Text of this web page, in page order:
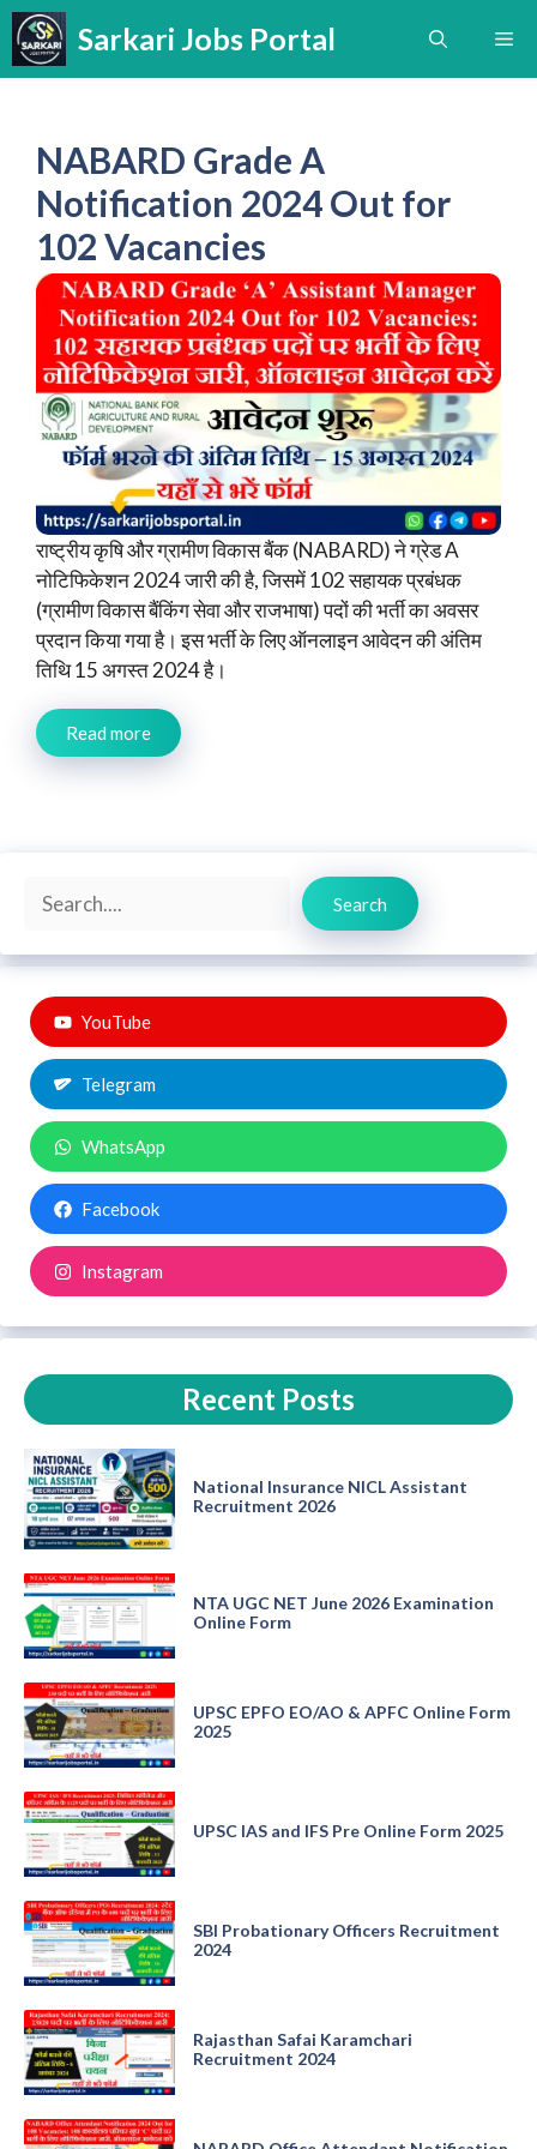
Skip
to
content
Sarkari Jobs Portal
NABARD Grade A
Notification 2024 Out for
102 Vacancies
राष्ट्रीय कृषि और ग्रामीण विकास बैंक (NABARD) ने ग्रेड A
नोटिफिकेशन 2024 जारी की है, जिसमें 102 सहायक प्रबंधक
(ग्रामीण विकास बैंकिंग सेवा और राजभाषा) पदों की भर्ती का अवसर
प्रदान किया गया है। इस भर्ती के लिए ऑनलाइन आवेदन की अंतिम
तिथि 15 अगस्त 2024 है।
Read more
Search
Search
YouTube
Telegram
WhatsApp
Facebook
Instagram
Recent Posts
National Insurance NICL Assistant
Recruitment 2026
NTA UGC NET June 2026 Examination
Online Form
UPSC EPFO EO/AO & APFC Online Form
2025
UPSC IAS and IFS Pre Online Form 2025
SBI Probationary Officers Recruitment
2024
Rajasthan Safai Karamchari
Recruitment 2024